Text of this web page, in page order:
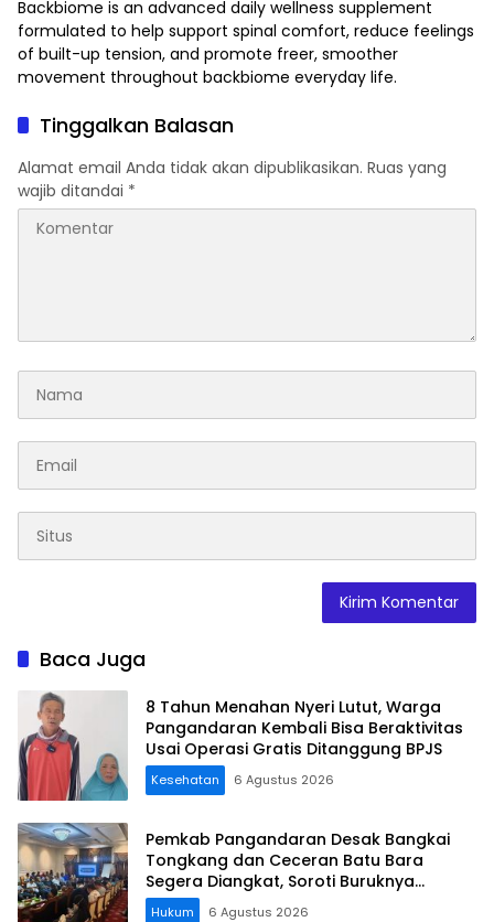
Backbiome is an advanced daily wellness supplement
formulated to help support spinal comfort, reduce feelings
of built-up tension, and promote freer, smoother
movement throughout backbiome everyday life.
Tinggalkan Balasan
Alamat email Anda tidak akan dipublikasikan. Ruas yang
wajib ditandai *
Baca Juga
8 Tahun Menahan Nyeri Lutut, Warga
Pangandaran Kembali Bisa Beraktivitas
Usai Operasi Gratis Ditanggung BPJS
Kesehatan 6 Agustus 2026
Pemkab Pangandaran Desak Bangkai
Tongkang dan Ceceran Batu Bara
Segera Diangkat, Soroti Buruknya
Koordinasi Perusahaan
Hukum 6 Agustus 2026